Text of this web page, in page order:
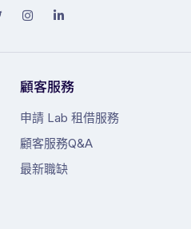
顧客服務
申請 Lab 租借服務
顧客服務Q&A
最新職缺